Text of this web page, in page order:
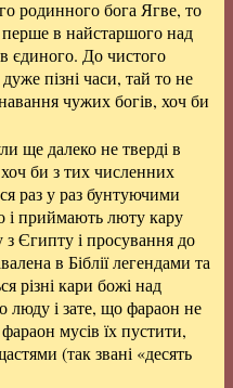
родинного бога Ягве, то
в найстаршого над
єдиного. До чистого
пізні часи, тай то не
чужих богів, хоч би
ще далеко не тверді в
би з тих численних
раз у раз бунтуючими
і приймають люту кару
з Єгипту і просування до
в Біблії легендами та
різні кари божі над
люду і зате, що фараон не
мусів їх пустити,
(так звані «десять